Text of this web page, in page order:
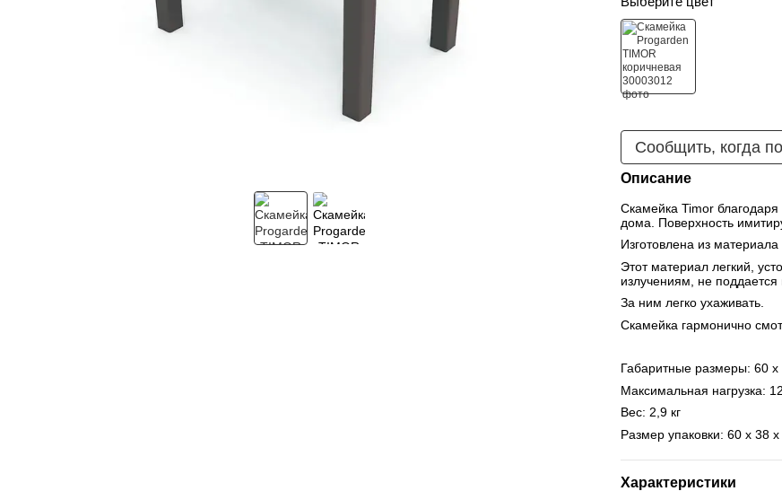
Сообщить, когда
Описание
Скамейка Timor
дома. Поверхность
Изготовлена из
Этот материал легкий,
излучениям, не поддается
За ним легко ухаживать.
Скамейка гармонично
Габаритные размеры: 60 x
Максимальная нагрузка:
Вес: 2,9 кг
Размер упаковки: 60 х 38
Характеристики